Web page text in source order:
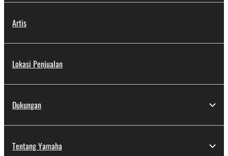
Artis
Lokasi Penjualan
Dukungan
Tentang Yamaha